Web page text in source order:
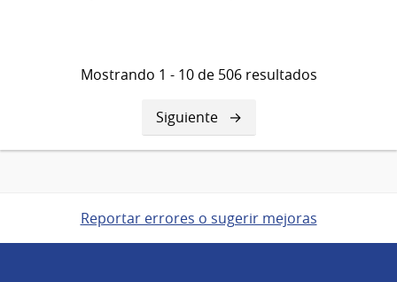
Mostrando 1 - 10 de 506 resultados
Siguiente
página
Siguiente
Reportar errores o sugerir mejoras